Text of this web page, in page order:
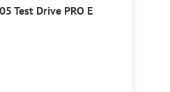
Test Drive PRO E